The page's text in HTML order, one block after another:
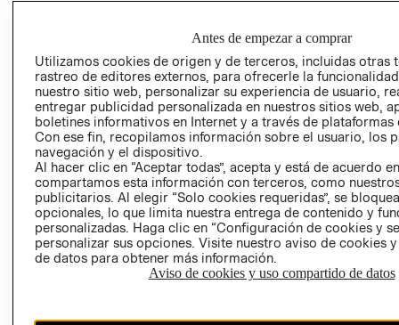
PROGRAMA DE
Y ÉTICA (INGLÉS)
COMERCIO - SIC
PETICIONES
QUEJAS Y
RECLAMOS
Colombia ($)
CAMBIAR REGIÓN
Antes de empezar a comprar
Utilizamos cookies de origen y de terceros, incluidas otras
rastreo de editores externos, para ofrecerle la
nuestro sitio web, personalizar su experiencia de usuario,
entregar publicidad personalizada en nuestros sitios web,
boletines informativos en Internet y a través de plataformas
Con ese fin, recopilamos información sobre el usuario, los
navegación y el dispositivo.
Al hacer clic en “Aceptar todas”, acepta y está de acuerdo
compartamos esta información con terceros, como
publicitarios. Al elegir “Solo cookies requeridas”, se
opcionales, lo que limita nuestra entrega de contenido y
personalizadas. Haga clic en “Configuración de cookies y
personalizar sus opciones. Visite nuestro aviso de cookies
de datos para obtener más información.
Aviso de cookies y uso compartido de datos